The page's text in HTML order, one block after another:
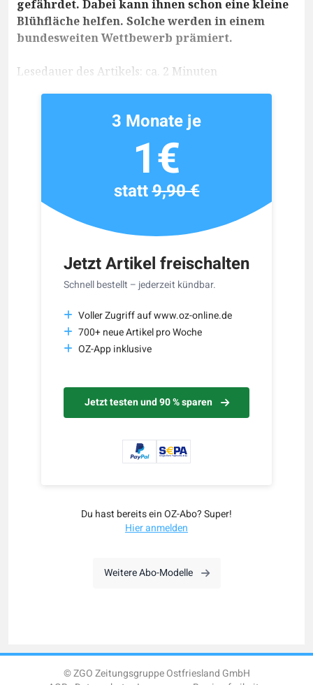
gefährdet. Dabei kann ihnen schon eine kleine
Blühfläche helfen. Solche werden in einem
bundesweiten Wettbewerb prämiert.
Lesedauer des Artikels: ca. 2 Minuten
Jetzt Artikel freischalten
Schnell bestellt – jederzeit kündbar.
Voller Zugriff auf www.oz-online.de
700+ neue Artikel pro Woche
OZ-App inklusive
Jetzt testen und 90 % sparen
3 Monate je
1€
statt9,90 €
Du hast bereits ein OZ-Abo? Super!
Hier anmelden
Weitere Abo-Modelle
© ZGO Zeitungsgruppe Ostfriesland GmbH